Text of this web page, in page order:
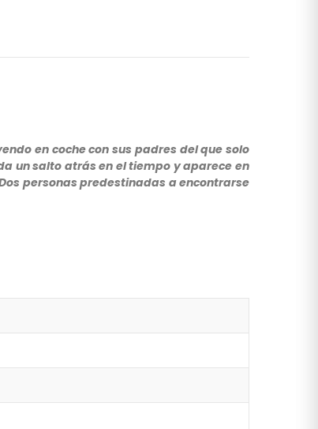
en coche con sus padres del que solo
un salto atrás en el tiempo y aparece en
personas predestinadas a encontrarse